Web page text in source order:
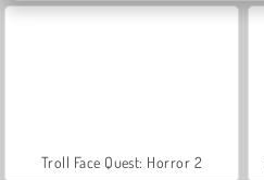
Troll Face Quest: Horror 2